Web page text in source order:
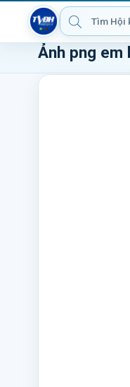
Ảnh png em